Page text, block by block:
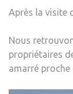
Après la visite
Nous
propriétaires
amarré proche